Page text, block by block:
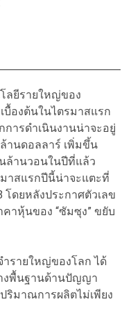
ลยีรายใหญ่ของ
บื้องต้นในไตรมาสแรก
ารดำเนินงานน่าจะอยู่
านดอลลาร์ เพิ่มขึ้น
นล้านวอนในปีที่แล้ว
าสแรกปีนี้น่าจะแตะที่
โดยหลังประกาศตัวเลข
าหุ้นของ “ซัมซุง” ขยับ
ำรายใหญ่ของโลก ได้
งพื้นฐานด้านปัญญา
ริมาณการผลิตไม่เพียง